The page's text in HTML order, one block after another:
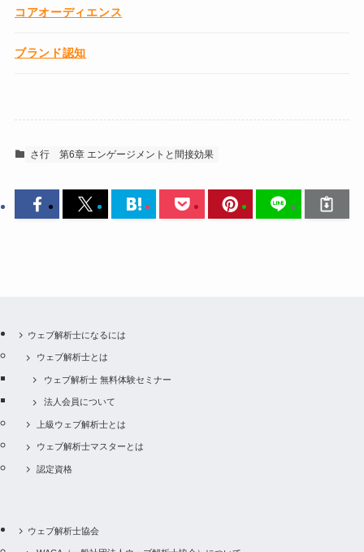
コアオーディエンス
ブランド認知
さ行 第6章 エンゲージメントと間接効果
ウェブ解析士になるには
ウェブ解析士とは
ウェブ解析士 無料体験セミナー
法人会員について
上級ウェブ解析士とは
ウェブ解析士マスターとは
認定資格
ウェブ解析士協会